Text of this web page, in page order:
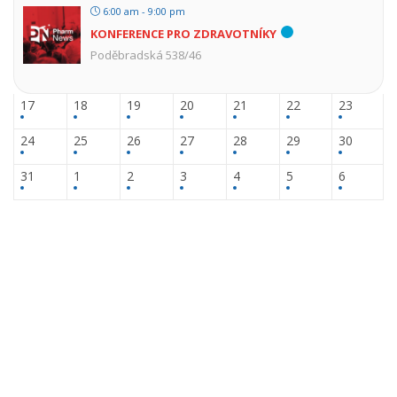
6:00 am - 9:00 pm
KONFERENCE PRO ZDRAVOTNÍKY
Poděbradská 538/46
17 18 19 20 21 22 23
24 25 26 27 28 29 30
31 1 2 3 4 5 6